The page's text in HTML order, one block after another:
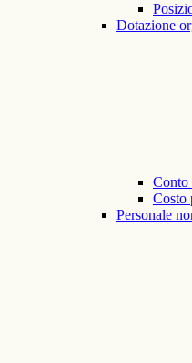
Dotazione
Conto
Costo
Personale